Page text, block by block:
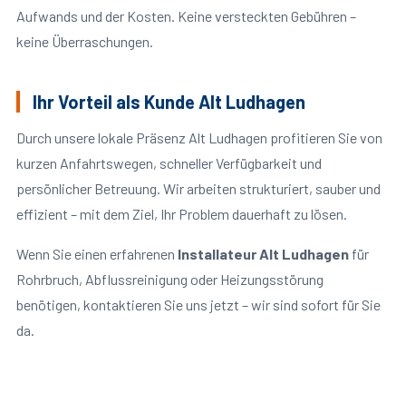
Aufwands und der Kosten. Keine versteckten Gebühren –
keine Überraschungen.
Ihr Vorteil als Kunde Alt Ludhagen
Durch unsere lokale Präsenz Alt Ludhagen profitieren Sie von
kurzen Anfahrtswegen, schneller Verfügbarkeit und
persönlicher Betreuung. Wir arbeiten strukturiert, sauber und
effizient – mit dem Ziel, Ihr Problem dauerhaft zu lösen.
Wenn Sie einen erfahrenen Installateur Alt Ludhagenfür
Rohrbruch, Abflussreinigung oder Heizungsstörung
benötigen, kontaktieren Sie uns jetzt – wir sind sofort für Sie
da.